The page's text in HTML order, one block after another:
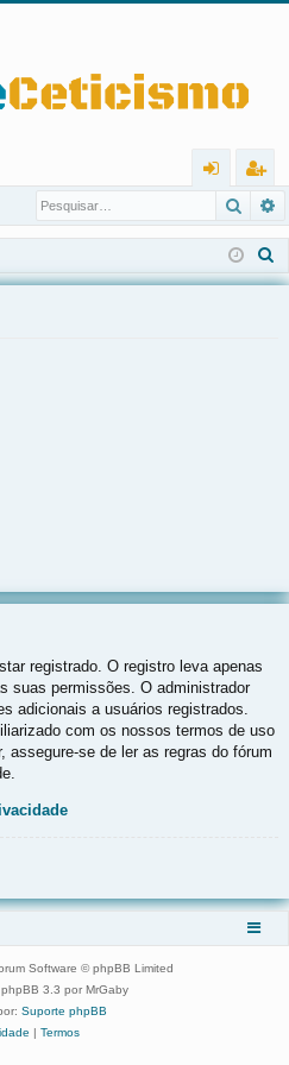
ra
r
eg
ist
ra
e
registrado. O registro leva apenas
suas permissões. O administrador
adicionais a usuários registrados.
com os nossos termos de uso
se de ler as regras do fórum
Software © phpBB Limited
phpBB 3.3 por MrGaby
Suporte phpBB
| Termos